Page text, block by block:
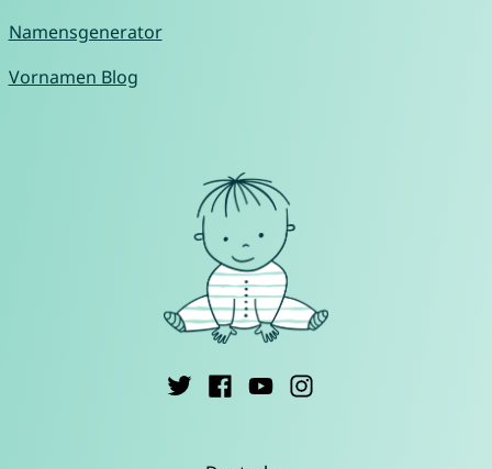
Namensgenerator
Vornamen Blog